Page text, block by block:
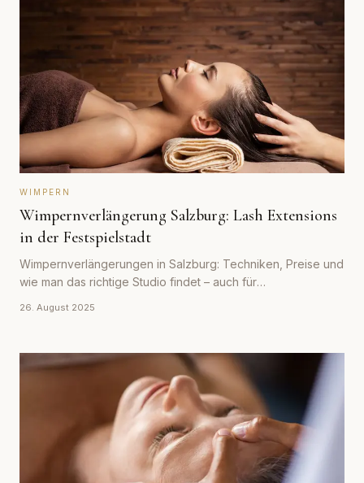
WIMPERN
Wimpernverlängerung Salzburg: Lash Extensions
in der Festspielstadt
Wimpernverlängerungen in Salzburg: Techniken, Preise und
wie man das richtige Studio findet – auch für
26. August 2025